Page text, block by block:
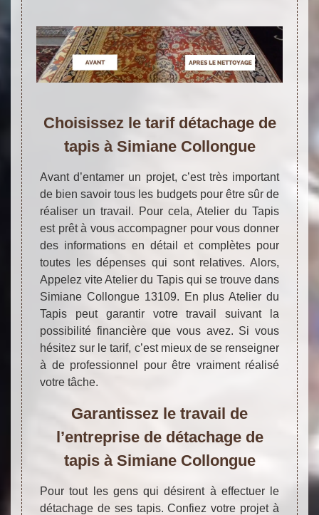
Choisissez le tarif détachage de
tapis à Simiane Collongue
Avant d’entamer un projet, c’est très important
de bien savoir tous les budgets pour être sûr de
réaliser un travail. Pour cela, Atelier du Tapis
est prêt à vous accompagner pour vous donner
des informations en détail et complètes pour
toutes les dépenses qui sont relatives. Alors,
Appelez vite Atelier du Tapis qui se trouve dans
Simiane Collongue 13109. En plus Atelier du
Tapis peut garantir votre travail suivant la
possibilité financière que vous avez. Si vous
hésitez sur le tarif, c’est mieux de se renseigner
à de professionnel pour être vraiment réalisé
votre tâche.
Garantissez le travail de
l’entreprise de détachage de
tapis à Simiane Collongue
Pour tout les gens qui désirent à effectuer le
détachage de ses tapis. Confiez votre projet à